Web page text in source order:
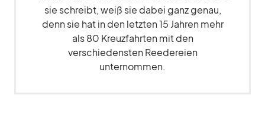
sie schreibt, weiß sie dabei ganz genau,
denn sie hat in den letzten 15 Jahren mehr
als 80 Kreuzfahrten mit den
verschiedensten Reedereien
unternommen.